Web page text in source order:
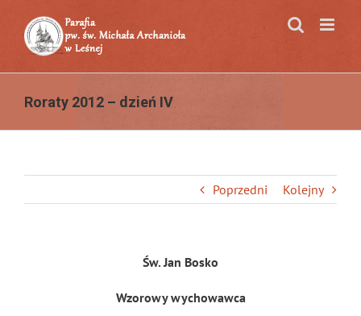
zawartości
Roraty 2012 – dzień IV
Poprzedni Kolejny
Św. Jan Bosko
Wzorowy wychowawca